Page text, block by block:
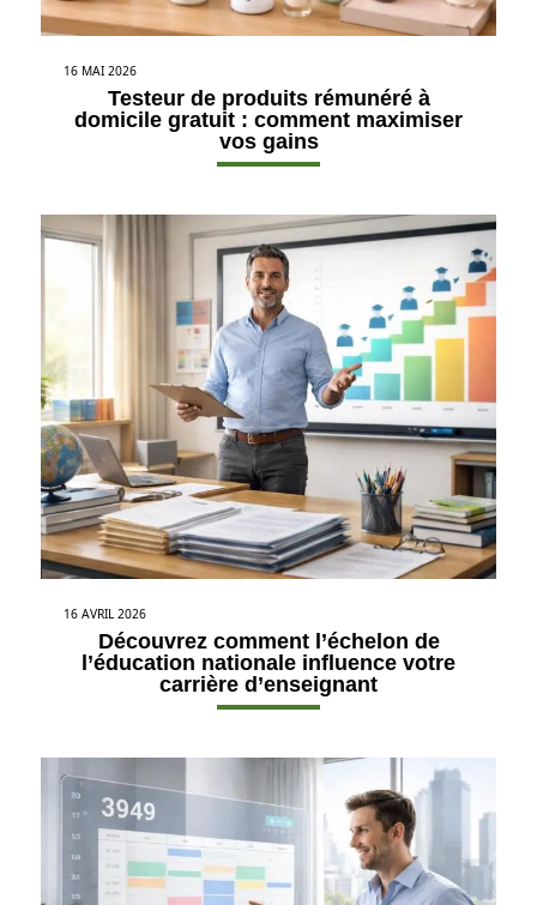
16 MAI 2026
Testeur de produits rémunéré à
domicile gratuit : comment maximiser
vos gains
16 AVRIL 2026
Découvrez comment l’échelon de
l’éducation nationale influence votre
carrière d’enseignant